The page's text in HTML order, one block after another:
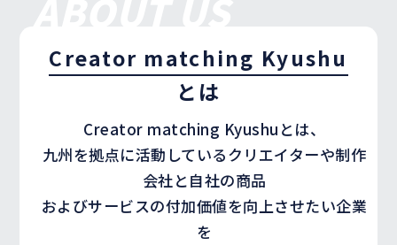
Creator matching Kyushu
とは
Creator matching Kyushuとは、
九州を拠点に活動しているクリエイターや制作
会社と自社の商品
およびサービスの付加価値を向上させたい企業
を